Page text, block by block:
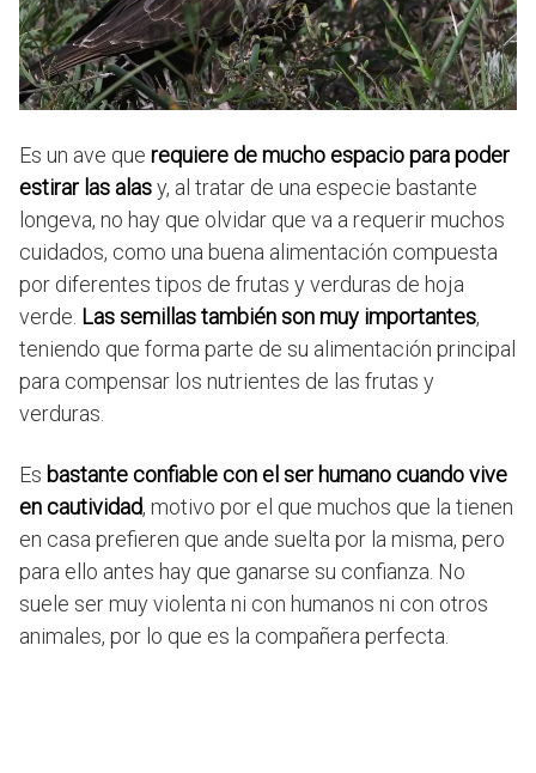
Es un ave que requiere de mucho espacio para poder
estirar las alasy, al tratar de una especie bastante
longeva, no hay que olvidar que va a requerir muchos
cuidados, como una buena alimentación compuesta
por diferentes tipos de frutas y verduras de hoja
verde. Las semillas también son muy importantes,
teniendo que forma parte de su alimentación principal
para compensar los nutrientes de las frutas y
verduras.
Es bastante confiable con el ser humano cuando vive
en cautividad, motivo por el que muchos que la tienen
en casa prefieren que ande suelta por la misma, pero
para ello antes hay que ganarse su confianza. No
suele ser muy violenta ni con humanos ni con otros
animales, por lo que es la compañera perfecta.